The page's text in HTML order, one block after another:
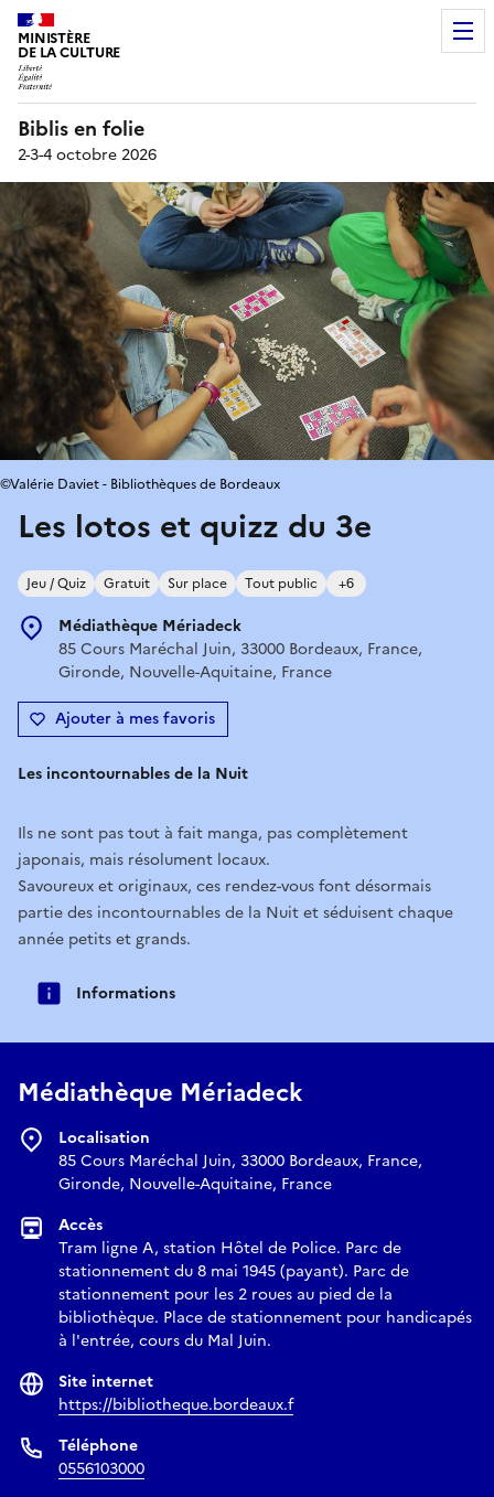
MINISTÈRE
DE LA CULTURE
Biblis en folie
2-3-4 octobre 2026
Les lotos et quizz du 3e
Jeu / Quiz Gratuit Sur place Tout public +6
Médiathèque Mériadeck
85 Cours Maréchal Juin, 33000 Bordeaux, France,
Gironde, Nouvelle-Aquitaine, France
Ajouter à mes favoris
©Valérie Daviet - Bibliothèques de Bordeaux
Les incontournables de la Nuit
Ils ne sont pas tout à fait manga, pas complètement
japonais, mais résolument locaux.
Savoureux et originaux, ces rendez-vous font désormais
partie des incontournables de la Nuit et séduisent chaque
année petits et grands.
Informations
Médiathèque Mériadeck
Localisation
85 Cours Maréchal Juin, 33000 Bordeaux, France,
Gironde, Nouvelle-Aquitaine, France
Accès
Tram ligne A, station Hôtel de Police. Parc de
stationnement du 8 mai 1945 (payant). Parc de
stationnement pour les 2 roues au pied de la
bibliothèque. Place de stationnement pour handicapés
à l'entrée, cours du Mal Juin.
Site internet
https://bibliotheque.bordeaux.f
Téléphone
0556103000